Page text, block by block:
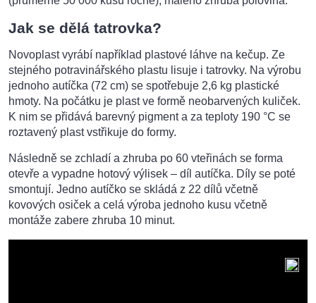
Jak se dělá tatrovka?
Novoplast vyrábí například plastové láhve na kečup. Ze
stejného potravinářského plastu lisuje i tatrovky. Na výrobu
jednoho autíčka (72 cm) se spotřebuje 2,6 kg plastické
hmoty. Na počátku je plast ve formě neobarvených kuliček.
K nim se přidává barevný pigment a za teploty 190 °C se
roztavený plast vstřikuje do formy.
Následně se zchladí a zhruba po 60 vteřinách se forma
otevře a vypadne hotový výlisek – díl autíčka. Díly se poté
smontují. Jedno autíčko se skládá z 22 dílů včetně
kovových osiček a celá výroba jednoho kusu včetně
montáže zabere zhruba 10 minut.